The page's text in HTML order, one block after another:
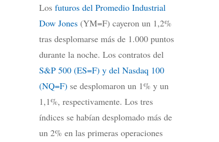
Los futuros del Promedio Industrial
Dow Jones (YM=F) cayeron un 1,2%
tras desplomarse más de 1.000 puntos
durante la noche. Los contratos del
S&P 500 (ES=F) y del Nasdaq 100
(NQ=F) se desplomaron un 1% y un
1,1%, respectivamente. Los tres
índices se habían desplomado más de
un 2% en las primeras operaciones